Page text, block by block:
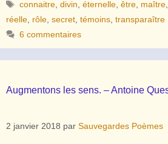
Étiquettes
connaitre ,divin ,éternelle ,être maître
réelle rôle secret témoins transparaître
6 commentaires
Augmentons les sens. – Antoine
2 janvier 2018 par Sauvegardes Poèmes